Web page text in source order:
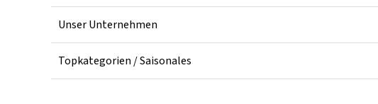
Unser Unternehmen
Topkategorien / Saisonales